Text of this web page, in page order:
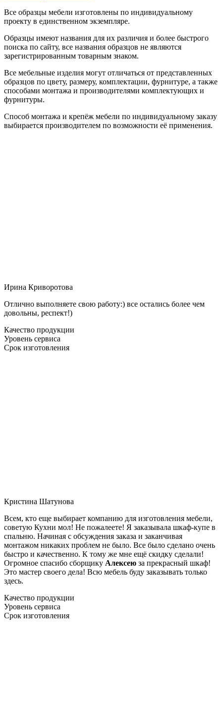
Все образцы мебели изготовлены по индивидуальному
проекту в единственном экземпляре.
Образцы имеют названия для их различия и более быстрого
поиска по сайту, все названия образцов не являются
зарегистрированным товарным знаком.
Все мебельные изделия могут отличаться от представленных
образцов по цвету, размеру, комплектации, фурнитуре, а также
способами монтажа и производителями комплектующих и
фурнитуры.
Способ монтажа и крепёж мебели по индивидуальному заказу
выбирается производителем по возможности её применения.
Ирина Криворотова
Отлично выполняете свою работу:) все остались более чем
довольны, респект!)
Качество продукции
Уровень сервиса
Срок изготовления
Кристина Шатунова
Всем, кто еще выбирает компанию для изготовления мебели,
советую Кухни мол! Не пожалеете! Я заказывала шкаф-купе в
спальню. Начиная с обсуждения заказа и заканчивая
монтажом никаких проблем не было. Все было сделано очень
быстро и качественно. К тому же мне ещё скидку сделали!
Огромное спасибо сборщику Алексею за прекрасный шкаф!
Это мастер своего дела! Всю мебель буду заказывать только
здесь.
Качество продукции
Уровень сервиса
Срок изготовления